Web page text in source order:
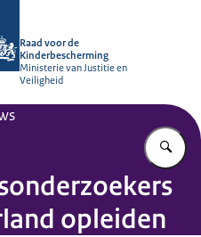
Raad voor de
Kinderbescherming
Ministerie van Justitie en
Veiligheid
opleiden